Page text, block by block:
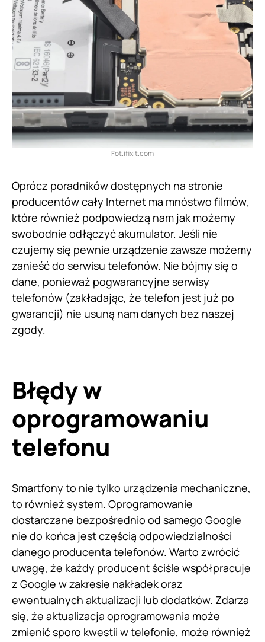
Fot.ifixit.com
Oprócz poradników dostępnych na stronie
producentów cały Internet ma mnóstwo filmów,
które również podpowiedzą nam jak możemy
swobodnie odłączyć akumulator. Jeśli nie
czujemy się pewnie urządzenie zawsze możemy
zanieść do serwisu telefonów. Nie bójmy się o
dane, ponieważ pogwarancyjne serwisy
telefonów (zakładając, że telefon jest już po
gwarancji) nie usuną nam danych bez naszej
zgody.
Błędy w
oprogramowaniu
telefonu
Smartfony to nie tylko urządzenia mechaniczne,
to również system. Oprogramowanie
dostarczane bezpośrednio od samego Google
nie do końca jest częścią odpowiedzialności
danego producenta telefonów. Warto zwrócić
uwagę, że każdy producent ściśle współpracuje
z Google w zakresie nakładek oraz
ewentualnych aktualizacji lub dodatków. Zdarza
się, że aktualizacja oprogramowania może
zmienić sporo kwestii w telefonie, może również